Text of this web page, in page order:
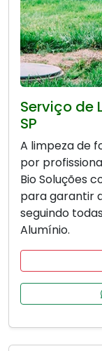
Serviço de
SP
A limpeza de
por
Bio Soluções
para garantir
seguindo
Alumínio.